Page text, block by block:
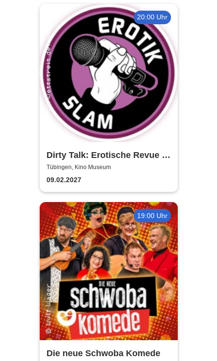
Dinner Shows
20:00 Uhr
Dirty Talk: Erotische Revue in
Tübingen
Tübingen, Kino Museum
09.02.2027
19:00 Uhr
Die neue Schwoba Komede